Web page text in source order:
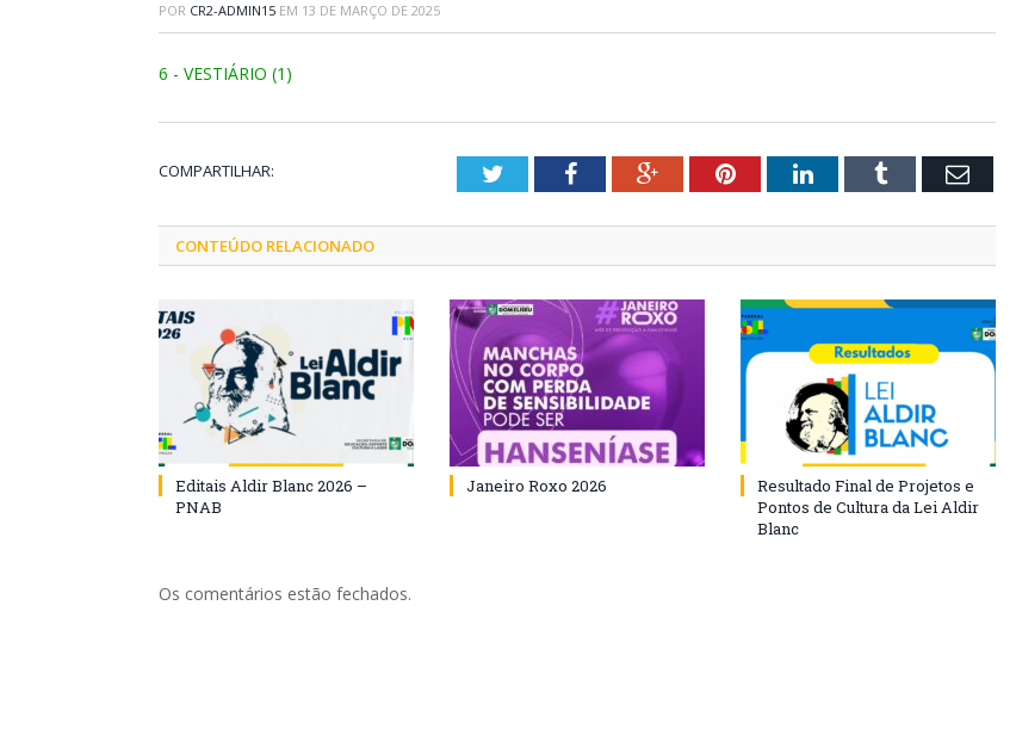
POR CR2-ADMIN15 EM 13 DE MARÇO DE 2025
6 - VESTIÁRIO (1)
COMPARTILHAR: TwitterFacebookGoogle+PinterestLinkedInTumblr Email
CONTEÚDO RELACIONADO
Editais Aldir Blanc 2026 –
PNAB
Janeiro Roxo 2026
Resultado Final de Projetos e
Pontos de Cultura da Lei Aldir
Blanc
Os comentários estão fechados.